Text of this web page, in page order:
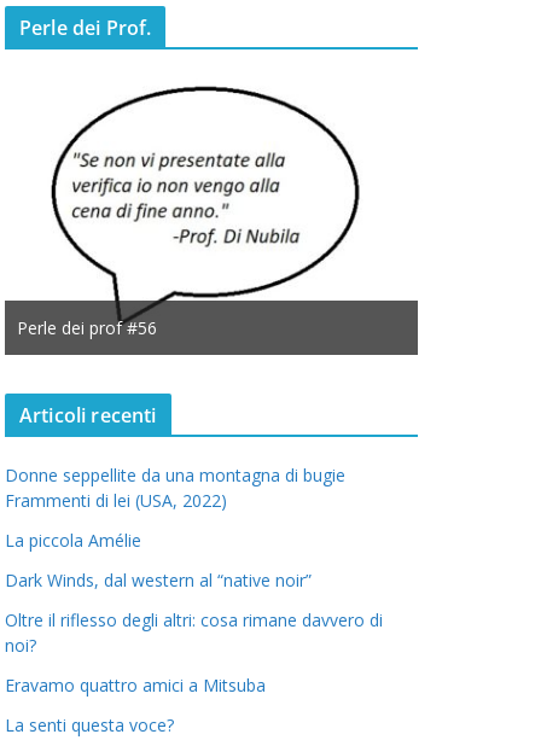
Perle dei Prof.
Perle dei prof #56
Articoli recenti
Donne seppellite da una montagna di bugie
Frammenti di lei (USA, 2022)
La piccola Amélie
Dark Winds, dal western al “native noir”
Oltre il riflesso degli altri: cosa rimane davvero di
noi?
Eravamo quattro amici a Mitsuba
La senti questa voce?